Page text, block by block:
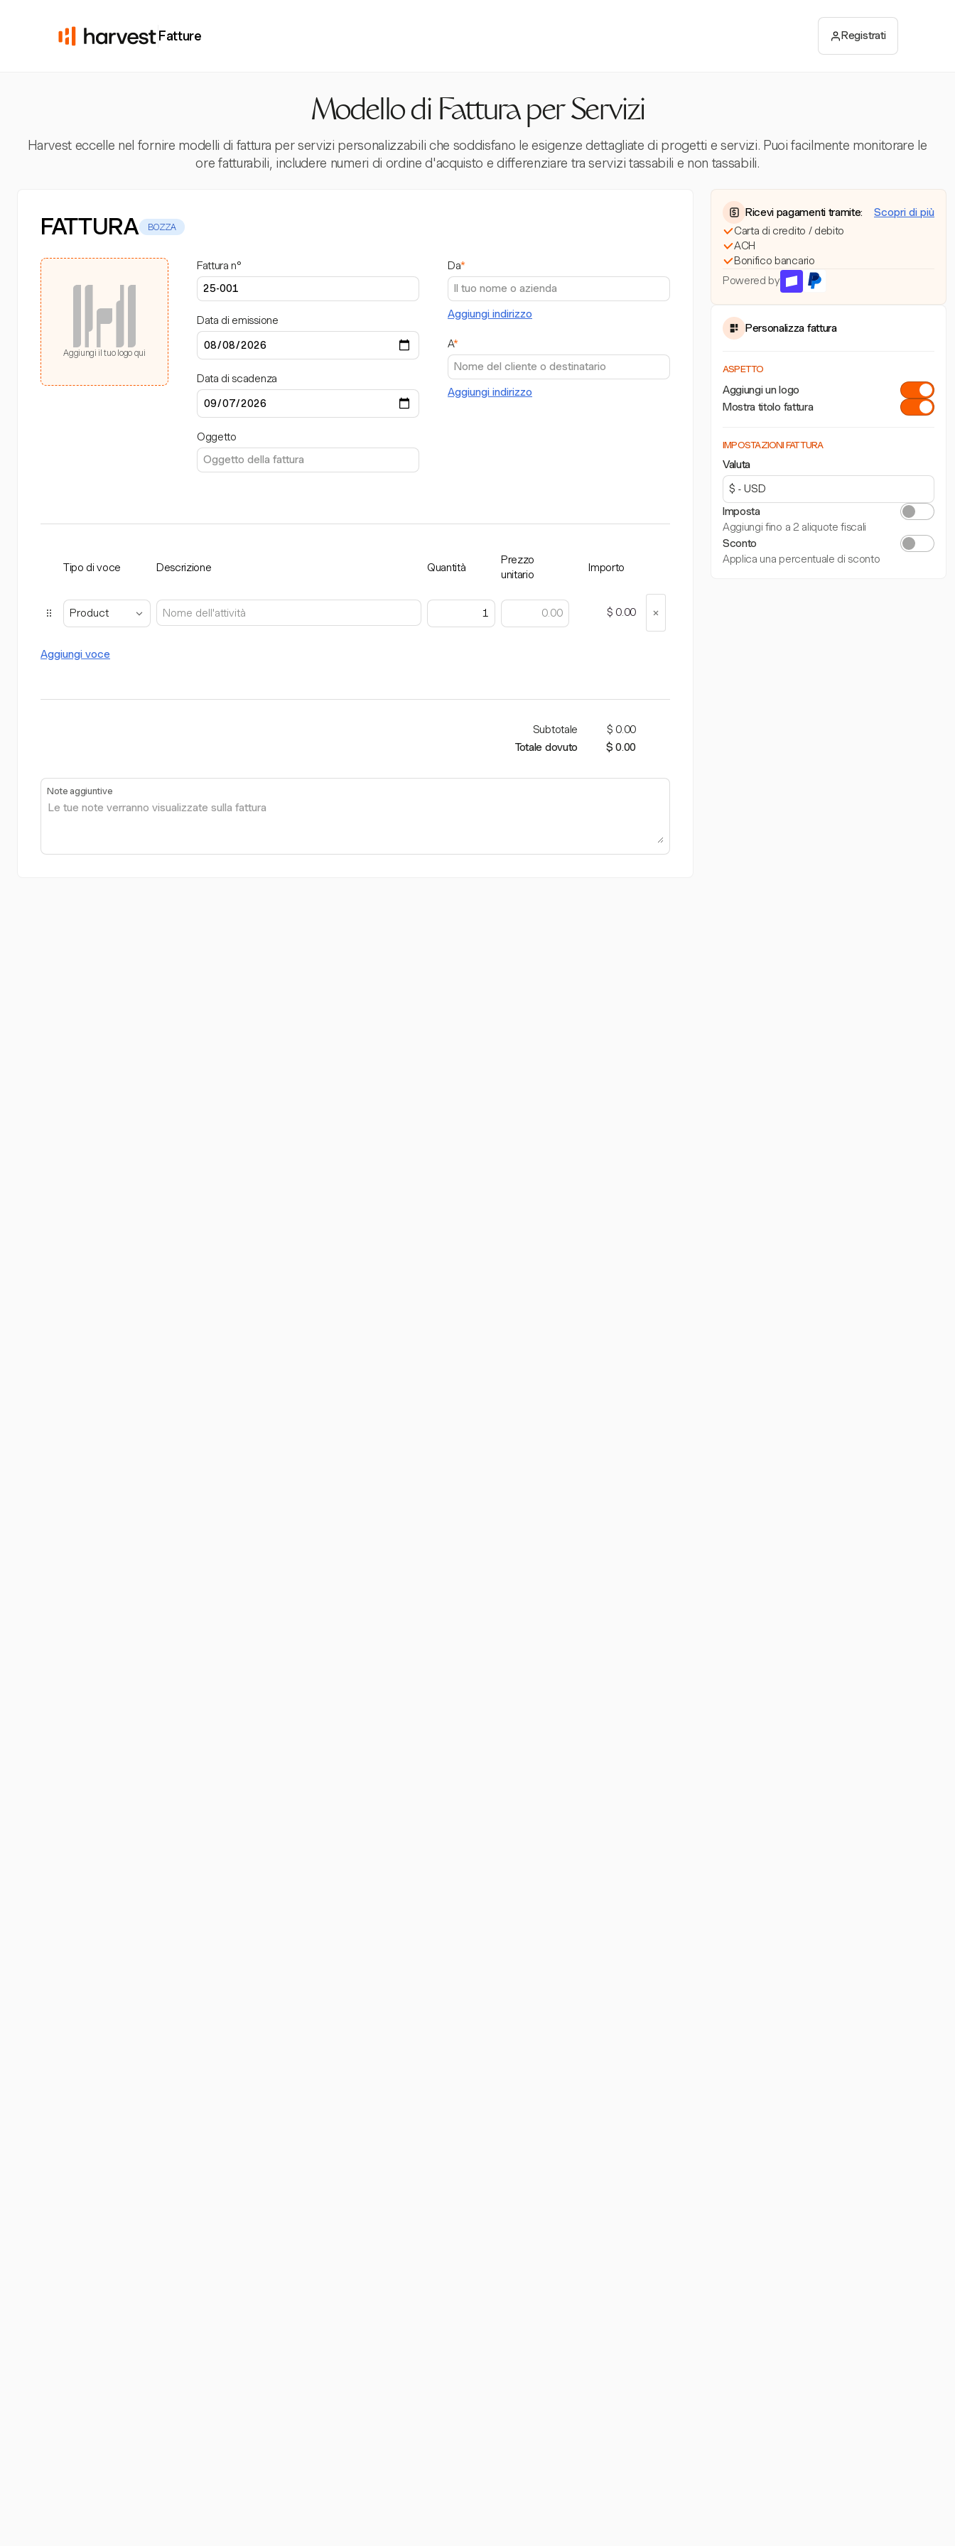
Fatture Registrati
Modello di Fattura per Servizi
Harvest eccelle nel fornire modelli di fattura per servizi personalizzabili che soddisfano le esigenze dettagliate di progetti e servizi. Puoi facilmente monitorare le
ore fatturabili, includere numeri di ordine d'acquisto e differenziare tra servizi tassabili e non tassabili.
FATTURA BOZZA
Aggiungi il tuo logo qui
Fattura n°
Data di emissione
Data di scadenza
Oggetto
Da*
Aggiungi indirizzo
A*
Aggiungi indirizzo
Tipo di voce Descrizione Quantità
Prezzo
unitario
Importo
Product $ 0.00
Aggiungi voce
Subtotale
$ 0.00
Totale dovuto
$ 0.00
Note aggiuntive
Ricevi pagamenti tramite:
Scopri di più
Carta di credito / debito
ACH
Bonifico bancario
Powered by
Personalizza fattura
ASPETTO
Aggiungi un logo
Mostra titolo fattura
IMPOSTAZIONI FATTURA
Valuta
Imposta
Aggiungi fino a 2 aliquote fiscali
Sconto
Applica una percentuale di sconto